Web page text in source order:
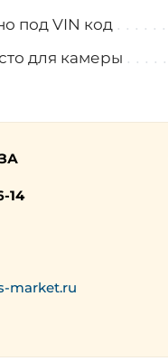
под VIN код
для камеры
14
market.ru